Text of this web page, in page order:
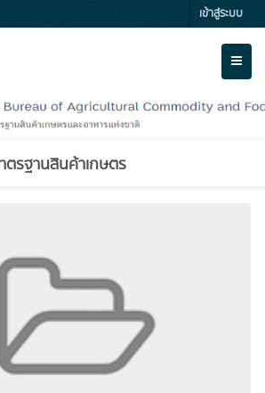
เข้าสู่ระบบ
ตรฐานสินค้าเกษตร